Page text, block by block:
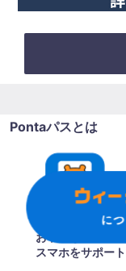
Pontaパスとは
おトクなクーポ
スマホをサポー